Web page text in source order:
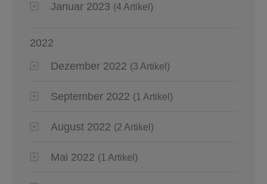
Januar 2023 (4 Artikel)
2022
Dezember 2022 (3 Artikel)
September 2022 (1 Artikel)
August 2022 (2 Artikel)
Mai 2022 (1 Artikel)